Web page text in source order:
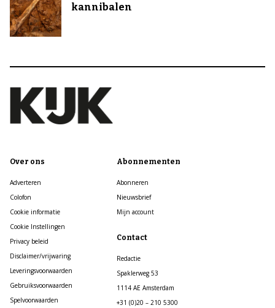
kannibalen
Over ons
Adverteren
Colofon
Cookie informatie
Cookie Instellingen
Privacy beleid
Disclaimer/vrijwaring
Leveringsvoorwaarden
Gebruiksvoorwaarden
Spelvoorwaarden
Abonnementen
Abonneren
Nieuwsbrief
Mijn account
Contact
Redactie
Spaklerweg 53
1114 AE Amsterdam
+31 (0)20 – 210 5300